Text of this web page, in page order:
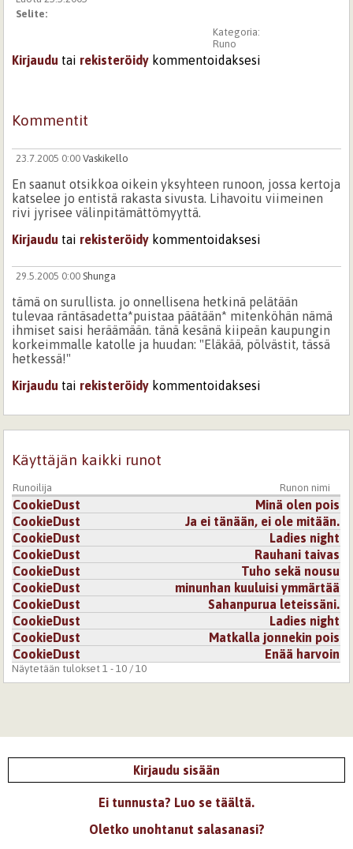
Selite:
Kategoria:
Runo
Kirjaudu tai rekisteröidy kommentoidaksesi
Kommentit
23.7.2005 0:00 Vaskikello
En saanut otsikkoa oikein yksyhteen runoon, jossa kertoja
katselee jo entistä rakasta sivusta. Lihavoitu viimeinen
rivi jyrisee välinpitämättömyyttä.
Kirjaudu tai rekisteröidy kommentoidaksesi
29.5.2005 0:00 Shunga
tämä on surullista. jo onnellisena hetkinä pelätään
tulevaa räntäsadetta*puistaa päätään* mitenköhän nämä
ihmiset saisi heräämään. tänä kesänä kiipeän kaupungin
korkeimmalle katolle ja huudan: "Eläkää, pölvästit, tässä
hetkessä!"
Kirjaudu tai rekisteröidy kommentoidaksesi
Käyttäjän kaikki runot
Runoilija Runon nimi
CookieDust
Minä olen pois
CookieDust
Ja ei tänään, ei ole mitään.
CookieDust
Ladies night
CookieDust
Rauhani taivas
CookieDust
Tuho sekä nousu
CookieDust
minunhan kuuluisi ymmärtää
CookieDust
Sahanpurua leteissäni.
CookieDust
Ladies night
CookieDust
Matkalla jonnekin pois
CookieDust
Enää harvoin
Näytetään tulokset 1 - 10 / 10
Kirjaudu sisään
Ei tunnusta? Luo se täältä.
Oletko unohtanut salasanasi?